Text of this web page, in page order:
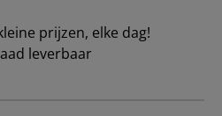
prijzen, elke dag!
leverbaar